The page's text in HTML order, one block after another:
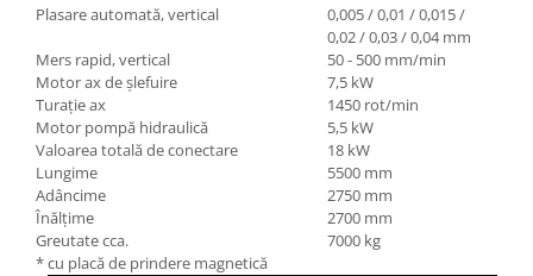
Plasare automată, vertical
0,005 / 0,01 / 0,015 /
0,02 / 0,03 / 0,04 mm
Mers rapid, vertical
50 - 500 mm/min
Motor ax de şlefuire
7,5 kW
Turaţie ax
1450 rot/min
Motor pompă hidraulică
5,5 kW
Valoarea totală de conectare
18 kW
Lungime
5500 mm
Adâncime
2750 mm
Înălţime
2700 mm
Greutate cca.
7000 kg
*cu placă de prindere magnetică